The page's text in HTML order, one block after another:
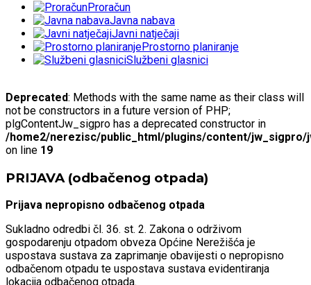
Proračun
Javna nabava
Javni natječaji
Prostorno planiranje
Službeni glasnici
Deprecated: Methods with the same name as their class will
not be constructors in a future version of PHP;
plgContentJw_sigpro has a deprecated constructor in
/home2/nerezisc/public_html/plugins/content/jw_sigpro/
on line 19
PRIJAVA (odbačenog otpada)
Prijava nepropisno odbačenog otpada
Sukladno odredbi čl. 36. st. 2. Zakona o održivom
gospodarenju otpadom obveza Općine Nerežišća je
uspostava sustava za zaprimanje obavijesti o nepropisno
odbačenom otpadu te uspostava sustava evidentiranja
lokacija odbačenog otpada.